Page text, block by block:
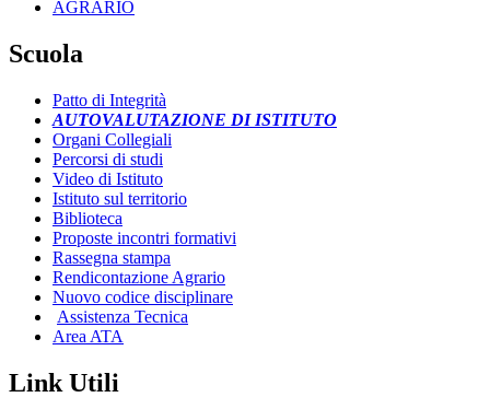
AGRARIO
Scuola
Patto di Integrità
AUTOVALUTAZIONE DI ISTITUTO
Organi Collegiali
Percorsi di studi
Video di Istituto
Istituto sul territorio
Biblioteca
Proposte incontri formativi
Rassegna stampa
Rendicontazione Agrario
Nuovo codice disciplinare
Assistenza Tecnica
Area ATA
Link Utili